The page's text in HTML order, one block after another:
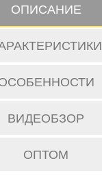
ОПИСАНИЕ
ВИДЕОБЗОР
ОПТОМ